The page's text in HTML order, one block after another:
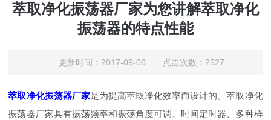
萃取净化振荡器厂家为您讲解萃取净化
振荡器的特点性能
更新时间：2017-09-06 点击次数：2527
萃取净化振荡器厂家是为提高萃取净化效率而设计的。萃取净化
振荡器厂家具有振荡频率和振荡角度可调、时间定时器、多种样